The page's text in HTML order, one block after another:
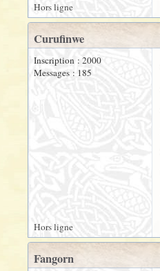
Hors ligne
Curufinwe
Inscription : 2000
Messages : 185
Hors ligne
Fangorn